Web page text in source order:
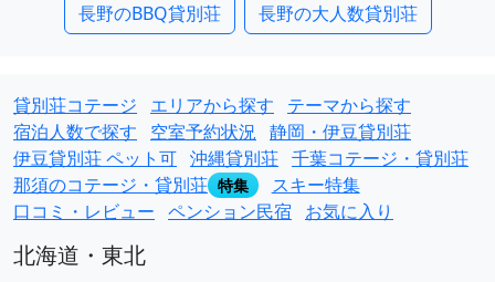
長野のBBQ貸別荘 長野の大人数貸別荘
貸別荘コテージ エリアから探す
テーマから探す
宿泊人数で探す
空室予約状況 静岡・伊豆貸別荘
伊豆貸別荘 ペット可 沖縄貸別荘 千葉コテージ・貸別荘
那須のコテージ・貸別荘 特集
スキー特集
口コミ・レビュー ペンション民宿 お気に入り
北海道・東北